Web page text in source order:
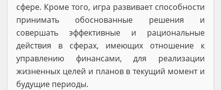
сфере. Кроме того, игра развивает способности
принимать обоснованные решения и
совершать эффективные и рациональные
действия в сферах, имеющих отношение к
управлению финансами, для реализации
жизненных целей и планов в текущий момент и
будущие периоды.